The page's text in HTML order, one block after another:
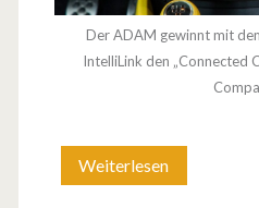
Der ADAM gewinnt mit
IntelliLink den „Connected
Weiterlesen